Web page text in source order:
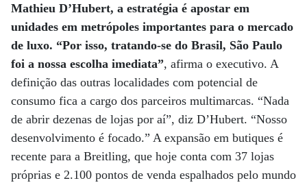
Mathieu D’Hubert, a estratégia é apostar em
unidades em metrópoles importantes para o mercado
de luxo. “Por isso, tratando-se do Brasil, São Paulo
foi a nossa escolha imediata”, afirma o executivo. A
definição das outras localidades com potencial de
consumo fica a cargo dos parceiros multimarcas. “Nada
de abrir dezenas de lojas por aí”, diz D’Hubert. “Nosso
desenvolvimento é focado.” A expansão em butiques é
recente para a Breitling, que hoje conta com 37 lojas
próprias e 2.100 pontos de venda espalhados pelo mundo